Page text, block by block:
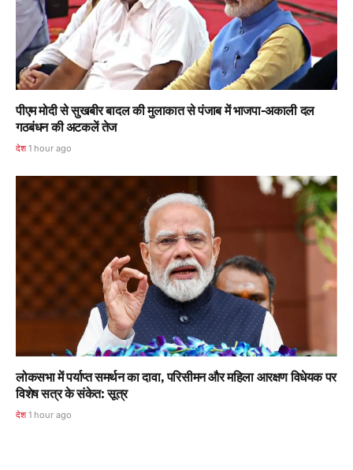
पीएम मोदी से सुखबीर बादल की मुलाकात से पंजाब में भाजपा-अकाली दल
गठबंधन की अटकलें तेज
देश 1 hour ago
लोकसभा में पर्याप्त समर्थन का दावा, परिसीमन और महिला आरक्षण विधेयक पर
विशेष सत्र के संकेत: सूत्र
देश 1 hour ago